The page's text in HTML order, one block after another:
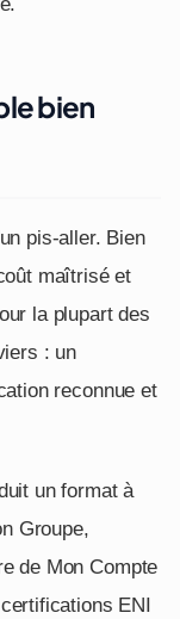
bien
pis-aller. Bien
maîtrisé et
la plupart des
: un
reconnue et
un format à
Groupe,
de Mon Compte
ENI